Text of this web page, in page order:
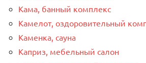
Кама, банный комплекс
Камелот, оздоровительный
Каменка, сауна
Каприз, мебельный салон